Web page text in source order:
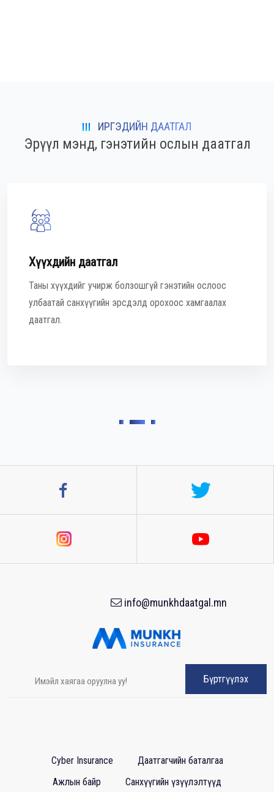
ИРГЭДИЙН ДААТГАЛ
Эрүүл мэнд, гэнэтийн ослын даатгал
Хүүхдийн даатгал
Таны хүүхдийг учирж болзошгүй гэнэтийн ослоос
улбаатай санхүүгийн эрсдэлд орохоос хамгаалах
даатгал.
info@munkhdaatgal.mn
Бүртгүүлэх
Cyber Insurance
Даатгагчийн баталгаа
Ажлын байр
Санхүүгийн үзүүлэлтүүд